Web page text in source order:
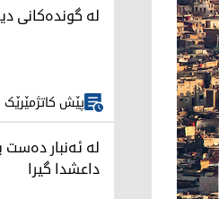
لە گوندەکانی
پێش کاتژمێرێک
داعشدا گیرا